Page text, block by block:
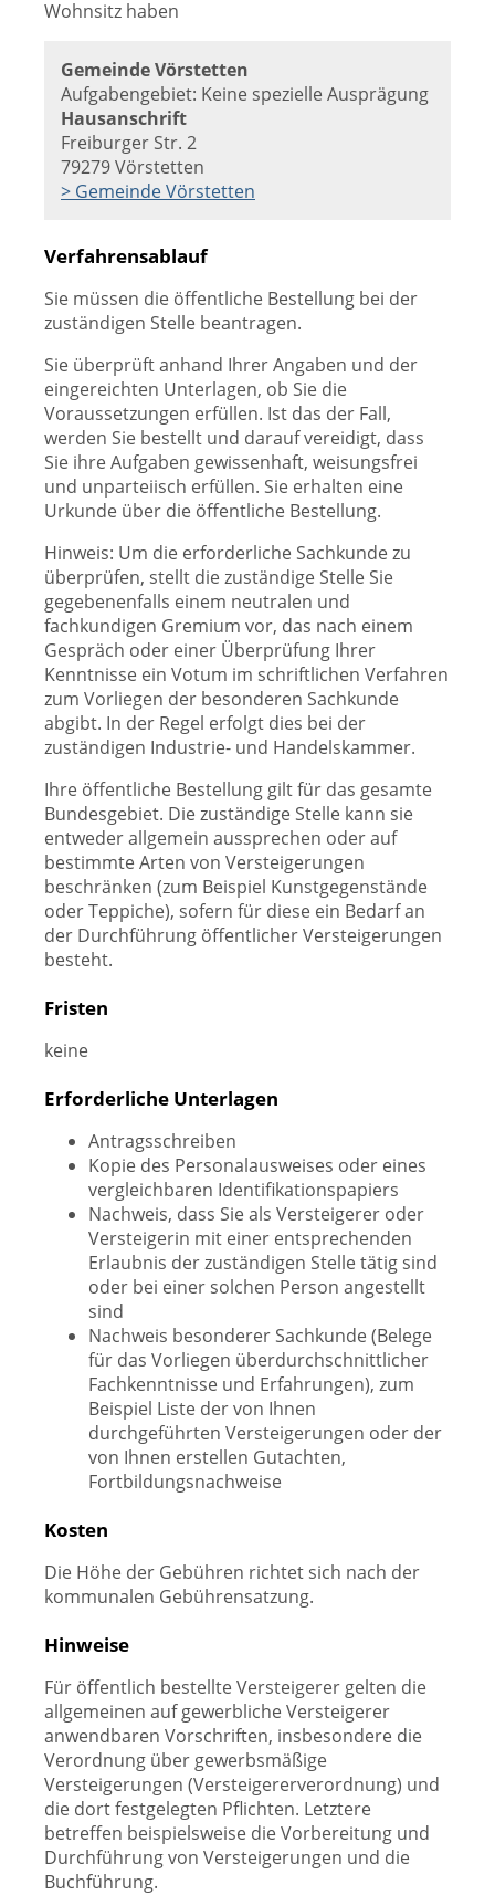
Wohnsitz haben
Gemeinde Vörstetten
Aufgabengebiet: Keine spezielle Ausprägung
Hausanschrift
Freiburger Str. 2
79279 Vörstetten
> Gemeinde Vörstetten
Verfahrensablauf
Sie müssen die öffentliche Bestellung bei der
zuständigen Stelle beantragen.
Sie überprüft anhand Ihrer Angaben und der
eingereichten Unterlagen, ob Sie die
Voraussetzungen erfüllen. Ist das der Fall,
werden Sie bestellt und darauf vereidigt, dass
Sie ihre Aufgaben gewissenhaft, weisungsfrei
und unparteiisch erfüllen. Sie erhalten eine
Urkunde über die öffentliche Bestellung.
Hinweis: Um die erforderliche Sachkunde zu
überprüfen, stellt die zuständige Stelle Sie
gegebenenfalls einem neutralen und
fachkundigen Gremium vor, das nach einem
Gespräch oder einer Überprüfung Ihrer
Kenntnisse ein Votum im schriftlichen Verfahren
zum Vorliegen der besonderen Sachkunde
abgibt. In der Regel erfolgt dies bei der
zuständigen Industrie- und Handelskammer.
Ihre öffentliche Bestellung gilt für das gesamte
Bundesgebiet. Die zuständige Stelle kann sie
entweder allgemein aussprechen oder auf
bestimmte Arten von Versteigerungen
beschränken (zum Beispiel Kunstgegenstände
oder Teppiche), sofern für diese ein Bedarf an
der Durchführung öffentlicher Versteigerungen
besteht.
Fristen
keine
Erforderliche Unterlagen
Antragsschreiben
Kopie des Personalausweises oder eines
vergleichbaren Identifikationspapiers
Nachweis, dass Sie als Versteigerer oder
Versteigerin mit einer entsprechenden
Erlaubnis der zuständigen Stelle tätig sind
oder bei einer solchen Person angestellt
sind
Nachweis besonderer Sachkunde (Belege
für das Vorliegen überdurchschnittlicher
Fachkenntnisse und Erfahrungen), zum
Beispiel Liste der von Ihnen
durchgeführten Versteigerungen oder der
von Ihnen erstellen Gutachten,
Fortbildungsnachweise
Kosten
Die Höhe der Gebühren richtet sich nach der
kommunalen Gebührensatzung.
Hinweise
Für öffentlich bestellte Versteigerer gelten die
allgemeinen auf gewerbliche Versteigerer
anwendbaren Vorschriften, insbesondere die
Verordnung über gewerbsmäßige
Versteigerungen (Versteigererverordnung) und
die dort festgelegten Pflichten. Letztere
betreffen beispielsweise die Vorbereitung und
Durchführung von Versteigerungen und die
Buchführung.